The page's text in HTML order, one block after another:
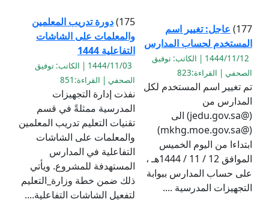
177) عاجل: تغيير اسم
المستخدم لحساب المدارس
1444/11/12 | الكاتب: توفيق
الصحفي | القراءة:823
تم تغيير اسم المستخدم لكل
المدارس من
(@jedu.gov.sa) الى
(@mkhg.moe.gov.sa)
ابتداءا من اليوم الخميس
الموافق 12 / 11 / 1444هـ ،
على حساب المدارس ببوابة
التجهيزات المدرسية ....
175) دورة تدريب المعلمين
والمعلمات على الشاشات
التفاعلية 1444
1444/11/03 | الكاتب: توفيق
الصحفي | القراءة:851
نفذت إدارة التجهيزات
المدرسية ممثلةً في قسم
تقنيات التعليم تدريب المعلمين
والمعلمات على الشاشات
التفاعلية في المدارس
المستهدفة للمشروع. ويأتي
ذلك ضمن خطة وزارة_التعليم
لتفعيل الشاشات التفاعلية....